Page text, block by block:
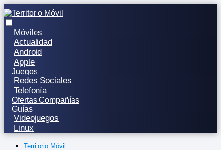
Móviles
Actualidad
Android
Apple
Juegos
Redes Sociales
Telefonía
Ofertas Compañías
Guías
Videojuegos
Linux
Territorio Móvil